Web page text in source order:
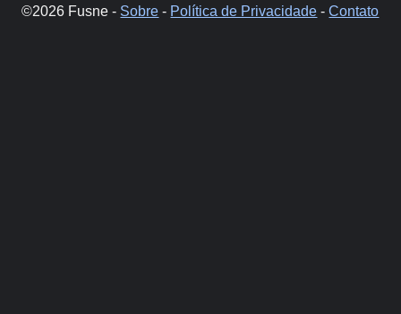
©2026 Fusne - Sobre - Política de Privacidade -Contato